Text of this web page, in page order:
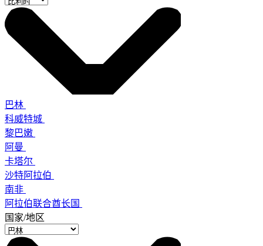
巴林
科威特城
黎巴嫩
阿曼
卡塔尔
沙特阿拉伯
南非
阿拉伯联合酋长国
国家/地区